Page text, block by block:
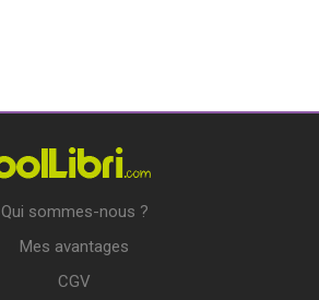
Qui sommes-nous ?
Mes avantages
CGV